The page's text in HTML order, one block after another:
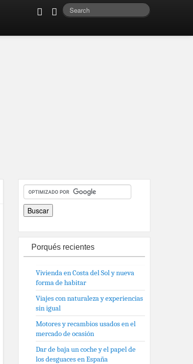
Porqués recientes
Vivienda en Costa del Sol y nueva
forma de habitar
Viajes con naturaleza y experiencias
sin igual
Motores y recambios usados en el
mercado de ocasión
Dar de baja un coche y el papel de
los desguaces en España